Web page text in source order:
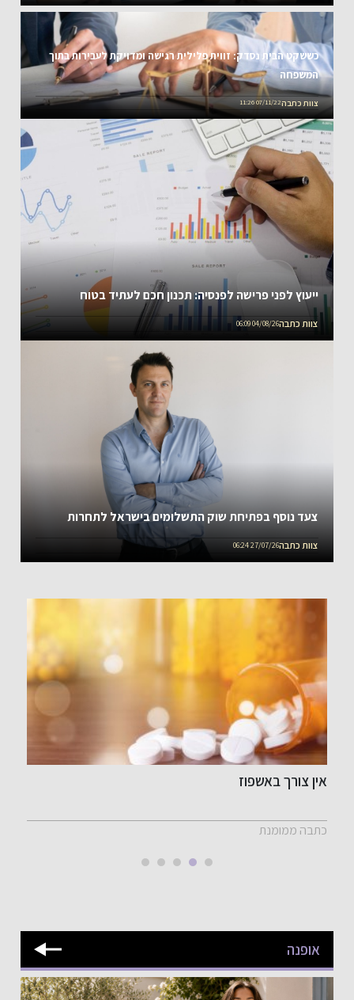
כששקט הבית נסדק: זווית פלילית רגישה ומדויקת לעבירות בתוך
המשפחה
צוות כתבה07/11/22 11:26
ייעוץ לפני פרישה לפנסיה: תכנון חכם לעתיד בטוח
צוות כתבה04/08/26 06:09
צעד נוסף בפתיחת שוק התשלומים בישראל לתחרות
צוות כתבה27/07/26 06:24
אין צורך באשפוז
כתבה ממומנת
אופנה